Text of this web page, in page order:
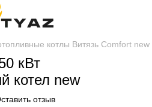
котлы Витязь Comfort new
кВт
котел new
отзыв